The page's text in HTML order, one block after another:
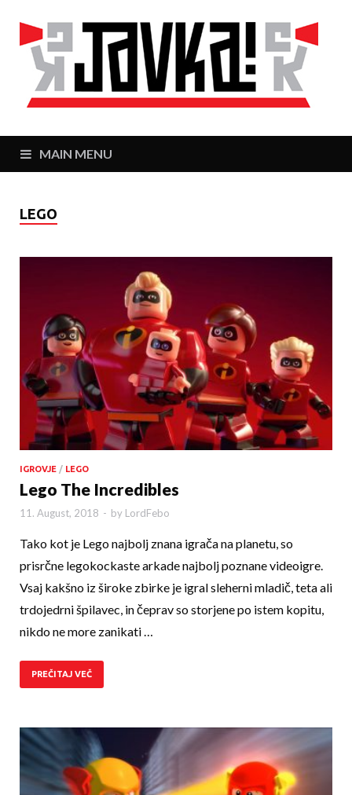
MAIN MENU
LEGO
IGROVJE / LEGO
Lego The Incredibles
11. August, 2018 - by LordFebo
Tako kot je Lego najbolj znana igrača na planetu, so
prisrčne legokockaste arkade najbolj poznane videoigre.
Vsaj kakšno iz široke zbirke je igral sleherni mladič, teta ali
trdojedrni špilavec, in čeprav so storjene po istem kopitu,
nikdo ne more zanikati …
PREČITAJ VEČ